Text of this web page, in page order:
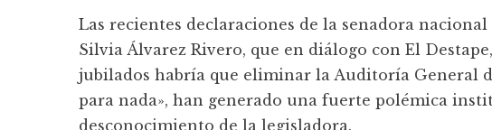
Las recientes declaraciones de la senadora
Silvia Álvarez Rivero, que en diálogo con El
jubilados habría que eliminar la Auditoría General
para nada», han generado una fuerte polémica
desconocimiento de la legisladora.